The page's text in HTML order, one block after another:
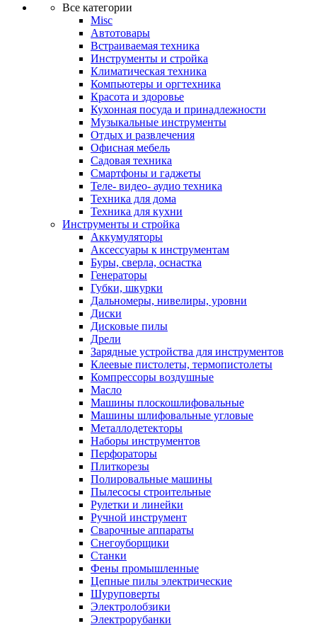
Все категории
Misc
Автотовары
Встраиваемая техника
Инструменты и стройка
Климатическая техника
Компьютеры и оргтехника
Красота и здоровье
Кухонная посуда и принадлежности
Музыкальные инструменты
Отдых и развлечения
Офисная мебель
Садовая техника
Смартфоны и гаджеты
Теле- видео- аудио техника
Техника для дома
Техника для кухни
Инструменты и стройка
Аккумуляторы
Аксессуары к инструментам
Буры, сверла, оснастка
Генераторы
Губки, шкурки
Дальномеры, нивелиры, уровни
Диски
Дисковые пилы
Дрели
Зарядные устройства для инструментов
Клеевые пистолеты, термопистолеты
Компрессоры воздушные
Масло
Машины плоскошлифовальные
Машины шлифовальные угловые
Металлодетекторы
Наборы инструментов
Перфораторы
Плиткорезы
Полировальные машины
Пылесосы строительные
Рулетки и линейки
Ручной инструмент
Сварочные аппараты
Снегоуборщики
Станки
Фены промышленные
Цепные пилы электрические
Шуруповерты
Электролобзики
Электрорубанки